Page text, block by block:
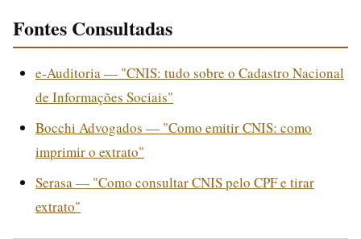
Fontes Consultadas
e-Auditoria — "CNIS: tudo sobre o Cadastro Nacional
de Informações Sociais"
Bocchi Advogados — "Como emitir CNIS: como
imprimir o extrato"
Serasa — "Como consultar CNIS pelo CPF e tirar
extrato"